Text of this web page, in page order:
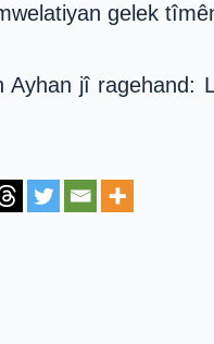
gelek
Ayhan jî